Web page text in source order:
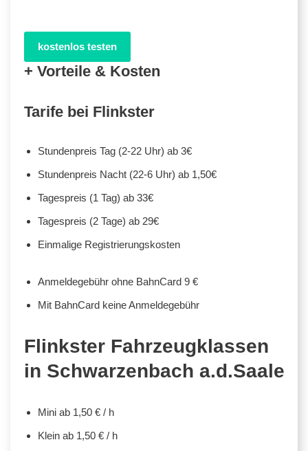
kostenlos testen
+ Vorteile & Kosten
Tarife bei Flinkster
Stundenpreis Tag (2-22 Uhr) ab 3€
Stundenpreis Nacht (22-6 Uhr) ab 1,50€
Tagespreis (1 Tag) ab 33€
Tagespreis (2 Tage) ab 29€
Einmalige Registrierungskosten
Anmeldegebühr ohne BahnCard 9 €
Mit BahnCard keine Anmeldegebühr
Flinkster Fahrzeugklassen
in Schwarzenbach a.d.Saale
Mini ab 1,50 € / h
Klein ab 1,50 € / h